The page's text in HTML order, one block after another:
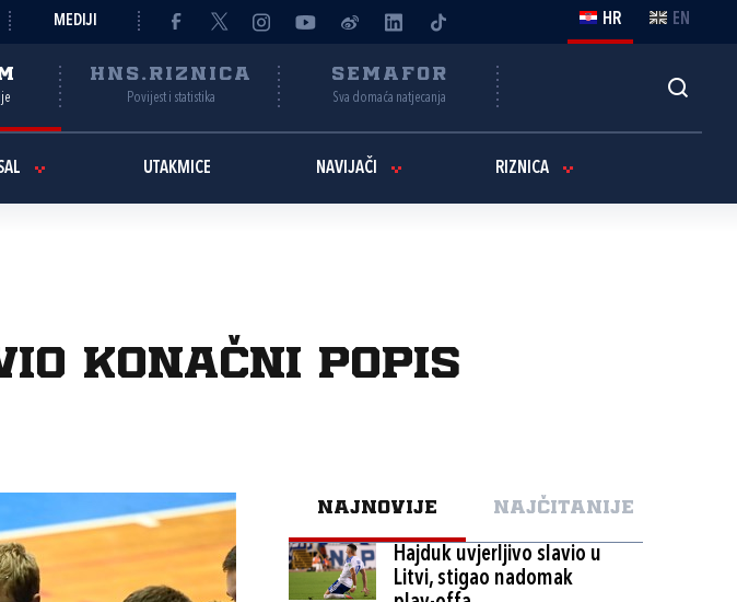
MEDIJI HR EN
HNS.RIZNICA
Povijest i statistika
SEMAFOR
Sva domaća natjecanja
UTAKMICE NAVIJAČI RIZNICA
konačni popis
NAJNOVIJE NAJČITANIJE
Hajduk uvjerljivo slavio u
Litvi, stigao nadomak